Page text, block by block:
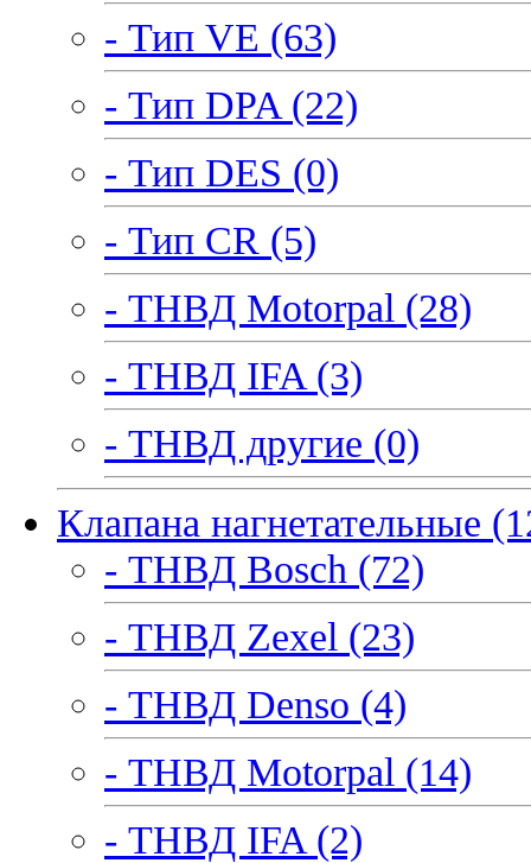
- Тип VE (63)
- Тип DPA (22)
- Тип DES (0)
- Тип CR (5)
- ТНВД Motorpal (28)
- ТНВД IFA (3)
- ТНВД другие (0)
Клапана нагнетательные
- ТНВД Bosch (72)
- ТНВД Zexel (23)
- ТНВД Denso (4)
- ТНВД Motorpal (14)
- ТНВД IFA (2)